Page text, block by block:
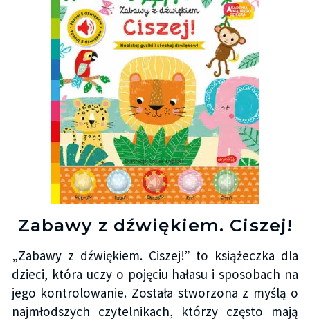
Zabawy z dźwiękiem. Ciszej!
„Zabawy z dźwiękiem. Ciszej!” to książeczka dla
dzieci, która uczy o pojęciu hałasu i sposobach na
jego kontrolowanie. Została stworzona z myślą o
najmłodszych czytelnikach, którzy często mają